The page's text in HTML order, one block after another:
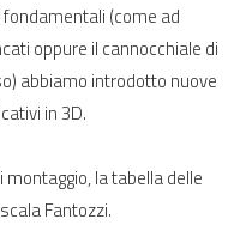
(come ad
oppure il cannocchiale di
abbiamo introdotto nuove
in 3D.
la tabella delle
Fantozzi.